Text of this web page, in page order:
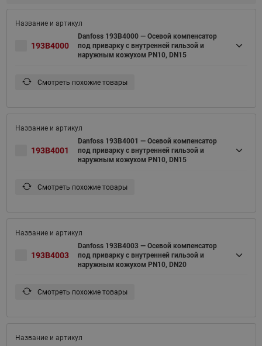
193B4000
Danfoss 193B4000 — Осевой компенсатор
под приварку с внутренней гильзой и
наружным кожухом PN10, DN15
Смотреть похожие товары
193B4001
Danfoss 193B4001 — Осевой компенсатор
под приварку с внутренней гильзой и
наружным кожухом PN10, DN15
Смотреть похожие товары
193B4003
Danfoss 193B4003 — Осевой компенсатор
под приварку с внутренней гильзой и
наружным кожухом PN10, DN20
Смотреть похожие товары